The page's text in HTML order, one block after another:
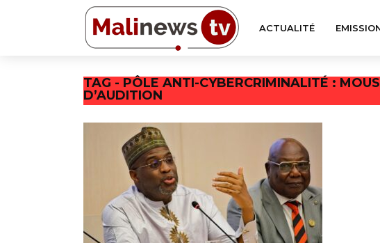
ACTUALITÉ
TAG - PÔLE ANTI-CYBERCRIMINALITÉ :
D’AUDITION